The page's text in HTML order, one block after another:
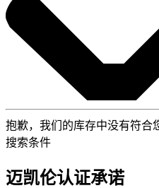
抱歉，我们的库存中没有符合
搜索条件
迈凯伦认证承诺